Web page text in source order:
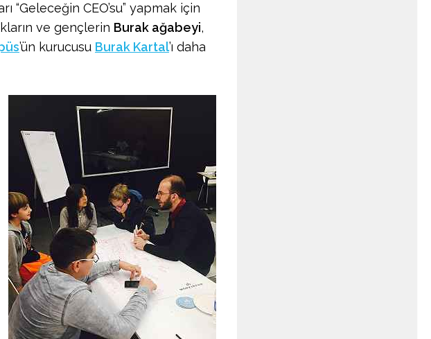
CEO’su” yapmak için
ve gençlerin Burak ağabeyi,
’ün kurucusu Burak Kartal’ı daha